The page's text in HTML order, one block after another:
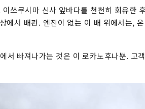
쓰쿠시마 신사 앞바다를 천천히 회유한
에서 배관. 엔진이 없는 이 배 위에서는,
서 빠져나가는 것은 이 로카노후나뿐. 고